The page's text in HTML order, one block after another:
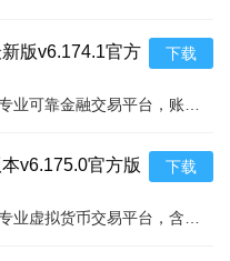
版v6.174.1官方
下载
v6.175.0官方版 下载